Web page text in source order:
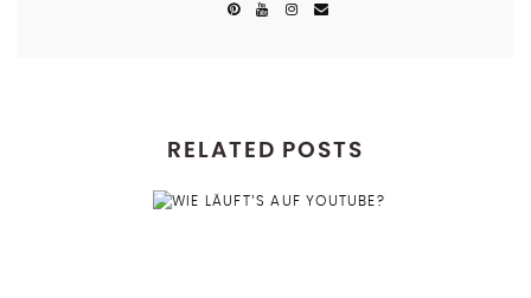
RELATED POSTS